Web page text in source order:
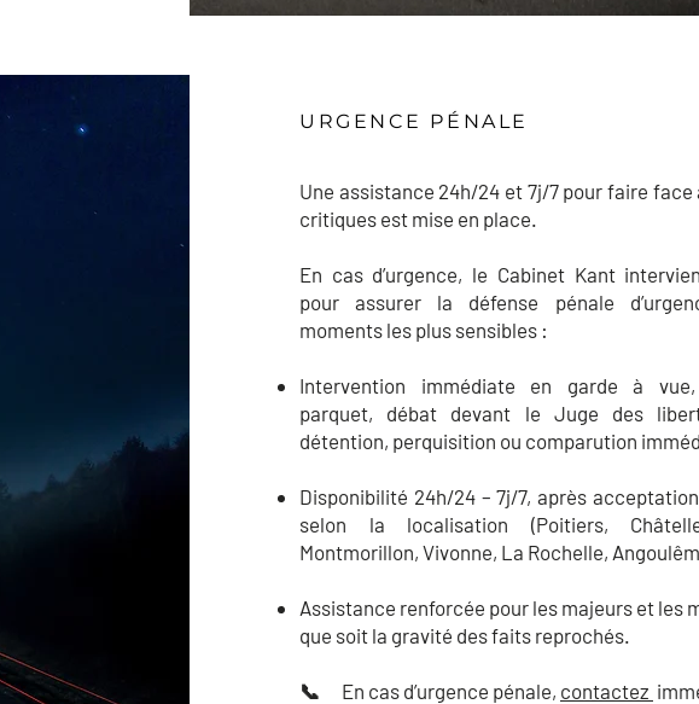
URGENCE PÉNALE
Une assistance 24h/24 et 7j/7 pour faire
critiques est mise en place.
En cas d’urgence, le Cabinet Kant
pour assurer la défense pénale
moments les plus sensibles :
Intervention immédiate en garde à vue,
parquet, débat devant le Juge des
détention, perquisition ou comparution
Disponibilité 24h/24 – 7j/7, après
selon la localisation (Poitiers,
Montmorillon, Vivonne, La Rochelle,
Assistance renforcée pour les majeurs et les
que soit la gravité des faits reprochés.
📞 En cas d’urgence pénale, contactez